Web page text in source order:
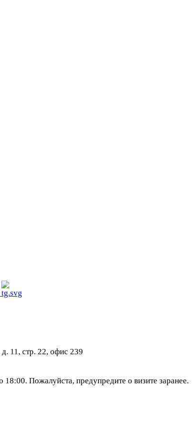
11, стр. 22, офис 239
Пожалуйста, предупредите о визите заранее.